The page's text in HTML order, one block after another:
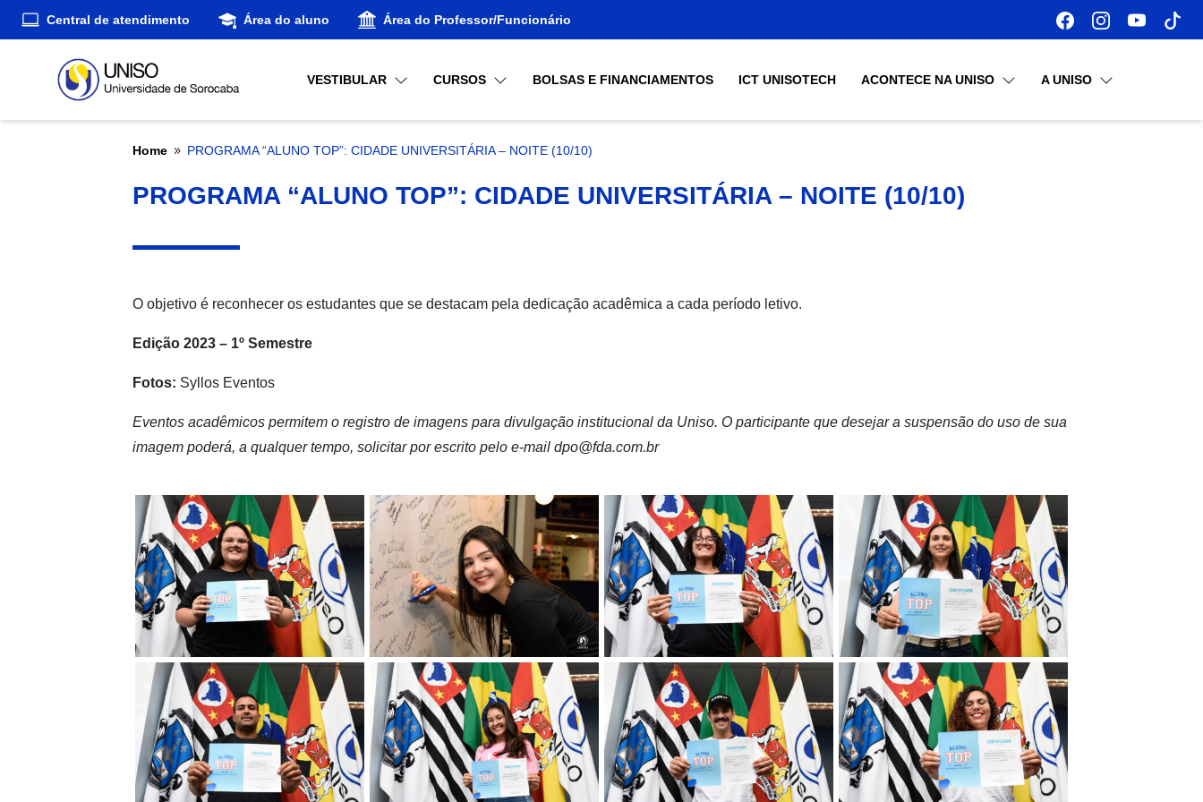
Central de atendimento Área do aluno Área do Professor/Funcionário
VESTIBULAR CURSOS BOLSAS E FINANCIAMENTOS ICT UNISOTECH ACONTECE NA UNISO A UNISO
Home 9 PROGRAMA “ALUNO TOP”: CIDADE UNIVERSITÁRIA – NOITE (10/10)
PROGRAMA “ALUNO TOP”: CIDADE UNIVERSITÁRIA – NOITE (10/10)
O objetivo é reconhecer os estudantes que se destacam pela dedicação acadêmica a cada período letivo.
Edição 2023 – 1º Semestre
Fotos: Syllos Eventos
Eventos acadêmicos permitem o registro de imagens para divulgação institucional da Uniso. O participante que desejar a suspensão do uso de sua
imagem poderá, a qualquer tempo, solicitar por escrito pelo e-mail dpo@fda.com.br